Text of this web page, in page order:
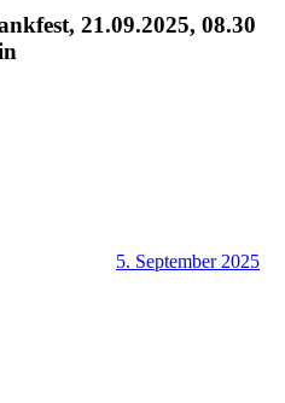
21.09.2025, 08.30
5. September 2025